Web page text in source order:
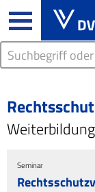
Seminar